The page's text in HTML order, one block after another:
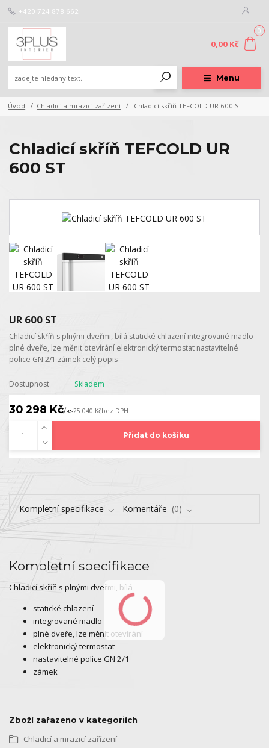
Menu
+420 724 878 662
0
0,00 Kč
Úvod Chladicí a mrazicí zařízení Chladicí skříň TEFCOLD UR 600 ST
Chladicí skříň TEFCOLD UR
600 ST
UR 600 ST
Chladicí skříň s plnými dveřmi, bílá statické chlazení integrované madlo
plné dveře, lze měnit otevírání elektronický termostat nastavitelné
police GN 2/1 zámek celý popis
Dostupnost Skladem
30 298 Kč/ks25 040 Kčbez DPH
Přidat do košíku
Kompletní specifikace Komentáře 0
Kompletní specifikace
Chladicí skříň s plnými dveřmi, bílá
statické chlazení
integrované madlo
plné dveře, lze měnit otevírání
elektronický termostat
nastavitelné police GN 2/1
zámek
Zboží zařazeno v kategoriích
Chladicí a mrazicí zařízení